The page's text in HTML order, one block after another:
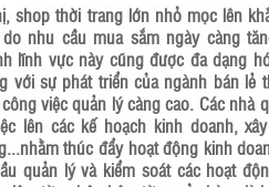
shop thời trang lớn nhỏ mọc lên
nhu cầu mua sắm ngày càng
lĩnh vực này cũng được đa dạng
với sự phát triển của ngành bán lẻ
việc quản lý càng cao. Các nhà
lên các kế hoạch kinh doanh,
thúc đẩy hoạt động kinh
quản lý và kiểm soát các hoạt